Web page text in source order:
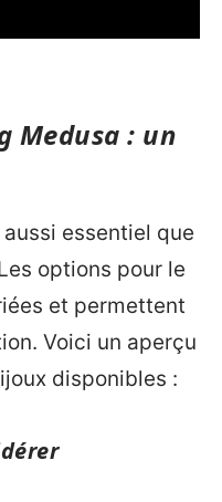
Medusa : un
essentiel que
options pour le
et permettent
Voici un aperçu
disponibles :